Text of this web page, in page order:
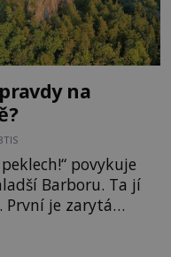
na
povykuje
Barboru. Ta jí
je zarytá
A každá z
hradu